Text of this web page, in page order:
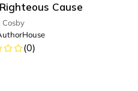
Cause
(0)